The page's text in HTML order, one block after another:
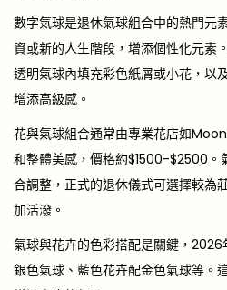
數字氣球是退休氣球組合中的熱門元
資或新的人生階段，增添個性化元素
透明氣球內填充彩色紙屑或小花，以
增添高級感。
花與氣球組合通常由專業花店如
和整體美感，價格約$1500-$2500。
合調整，正式的退休儀式可選擇較為
加活潑。
氣球與花卉的色彩搭配是關鍵，
銀色氣球、藍色花卉配金色氣球等。